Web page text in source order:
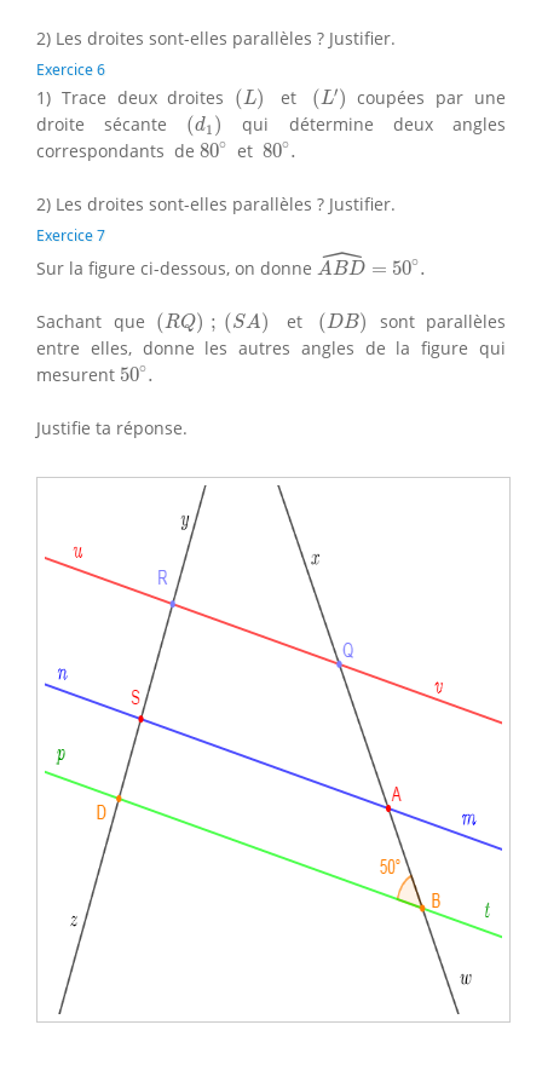
2) Les droites sont-elles parallèles ? Justifier.
Exercice 6
1) Trace deux droites (L)
(L) et (L′)
(L′)
coupées par une
droite sécante (d1 )
(d1)
qui détermine deux angles
correspondants de 80∘
80∘ et 80∘.
80∘
2) Les droites sont-elles parallèles ? Justifier.
Exercice 7
Sur la figure ci-dessous, on donne ˆ
ABD = 50∘.
ABD^
Sachant que (RQ) ; (SA)
(RQ); ( A) et (DB)
(DB)
sont parallèles
entre elles, donne les autres angles de la figure qui
mesurent 50∘.
50∘
Justifie ta réponse.